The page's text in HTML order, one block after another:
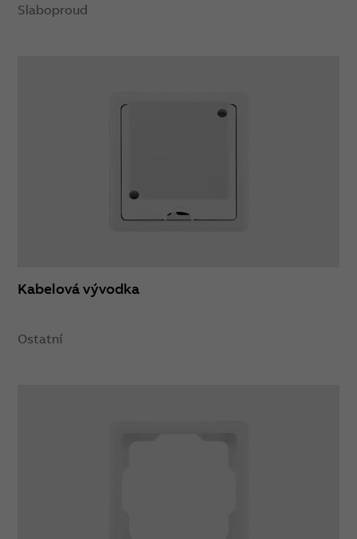
Slaboproud
Kabelová vývodka
Ostatní